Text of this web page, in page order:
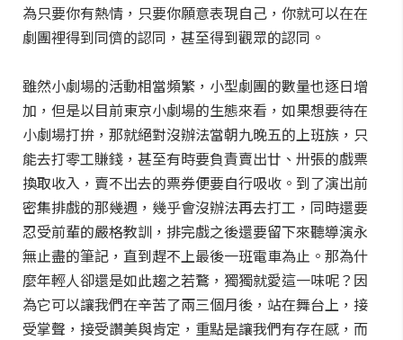
為只要你有熱情，只要你願意表現自己，你就可以在在
劇團裡得到同儕的認同，甚至得到觀眾的認同。
雖然小劇場的活動相當頻繁，小型劇團的數量也逐日增
加，但是以目前東京小劇場的生態來看，如果想要待在
小劇場打拚，那就絕對沒辦法當朝九晚五的上班族，只
能去打零工賺錢，甚至有時要負責賣出廿、卅張的戲票
換取收入，賣不出去的票券便要自行吸收。到了演出前
密集排戲的那幾週，幾乎會沒辦法再去打工，同時還要
忍受前輩的嚴格教訓，排完戲之後還要留下來聽導演永
無止盡的筆記，直到趕不上最後一班電車為止。那為什
麼年輕人卻還是如此趨之若鶩，獨獨就愛這一味呢？因
為它可以讓我們在辛苦了兩三個月後，站在舞台上，接
受掌聲，接受讚美與肯定，重點是讓我們有存在感，而